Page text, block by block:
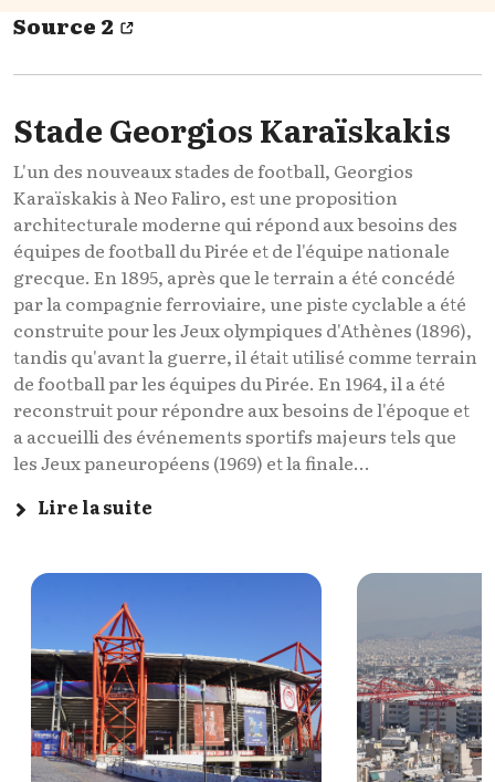
Source 2
Stade Georgios Karaïskakis
L'un des nouveaux stades de football, Georgios
Karaïskakis à Neo Faliro, est une proposition
architecturale moderne qui répond aux besoins des
équipes de football du Pirée et de l'équipe nationale
grecque. En 1895, après que le terrain a été concédé
par la compagnie ferroviaire, une piste cyclable a été
construite pour les Jeux olympiques d'Athènes (1896),
tandis qu'avant la guerre, il était utilisé comme terrain
de football par les équipes du Pirée. En 1964, il a été
reconstruit pour répondre aux besoins de l'époque et
a accueilli des événements sportifs majeurs tels que
les Jeux paneuropéens (1969) et la finale...
Lire la suite